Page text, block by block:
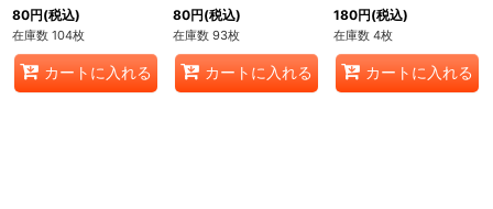
80円(税込)
在庫数 104枚
カートに入れる
80円(税込)
在庫数 93枚
カートに入れる
180円(税込)
在庫数 4枚
カートに入れる